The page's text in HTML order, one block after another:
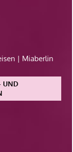
| Miaberlin
UND